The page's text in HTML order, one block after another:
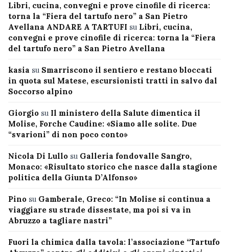
Libri, cucina, convegni e prove cinofile di ricerca:
torna la “Fiera del tartufo nero” a San Pietro
Avellana ANDARE A TARTUFI su Libri, cucina,
convegni e prove cinofile di ricerca: torna la “Fiera
del tartufo nero” a San Pietro Avellana
kasia su Smarriscono il sentiero e restano bloccati
in quota sul Matese, escursionisti tratti in salvo dal
Soccorso alpino
Giorgio su Il ministero della Salute dimentica il
Molise, Forche Caudine: «Siamo alle solite. Due
“svarioni” di non poco conto»
Nicola Di Lullo su Galleria fondovalle Sangro,
Monaco: «Risultato storico che nasce dalla stagione
politica della Giunta D’Alfonso»
Pino su Gamberale, Greco: “In Molise si continua a
viaggiare su strade dissestate, ma poi si va in
Abruzzo a tagliare nastri”
Fuori la chimica dalla tavola: l’associazione “Tartufo